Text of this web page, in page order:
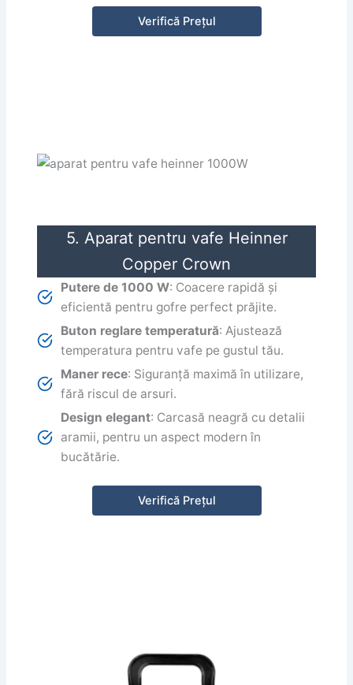
Verifică Prețul
5. Aparat pentru vafe Heinner
Copper Crown
Putere de 1000 W: Coacere rapidă și
eficientă pentru gofre perfect prăjite.
Buton reglare temperatură: Ajustează
temperatura pentru vafe pe gustul tău.
Maner rece: Siguranță maximă în utilizare,
fără riscul de arsuri.
Design elegant: Carcasă neagră cu detalii
aramii, pentru un aspect modern în
bucătărie.
Verifică Prețul